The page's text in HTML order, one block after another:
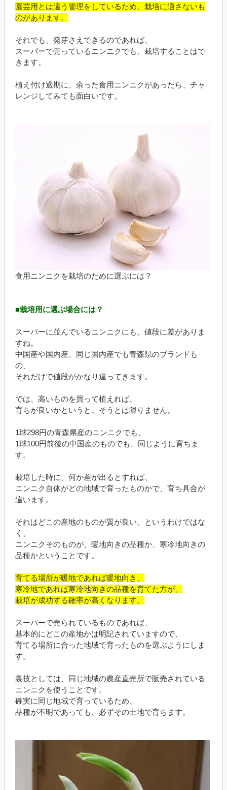
園芸用とは違う管理をしているため、栽培に適さないも
のがあります。
それでも、発芽さえできるのであれば、
スーパーで売っているニンニクでも、栽培することはで
きます。
植え付け適期に、余った食用ニンニクがあったら、チャ
レンジしてみても面白いです。
食用ニンニクを栽培のために選ぶには？
■栽培用に選ぶ場合には？
スーパーに並んでいるニンニクにも、値段に差がありま
すね。
中国産や国内産、同じ国内産でも青森県のブランドも
の、
それだけで値段がかなり違ってきます。
では、高いものを買って植えれば、
育ちが良いかというと、そうとは限りません。
1球298円の青森県産のニンニクでも、
1球100円前後の中国産のものでも、同じように育ちま
す。
栽培した時に、何か差が出るとすれば、
ニンニク自体がどの地域で育ったものかで、育ち具合が
違います。
それはどこの産地のものが質が良い、というわけではな
く、
ニンニクそのものが、暖地向きの品種か、寒冷地向きの
品種かということです。
育てる場所が暖地であれば暖地向き、
寒冷地であれば寒冷地向きの品種を育てた方が、
栽培が成功する確率が高くなります。
スーパーで売られているものであれば、
基本的にどこの産地かは明記されていますので、
育てる場所に合った地域で育ったものを選ぶようにしま
す。
裏技としては、同じ地域の農産直売所で販売されている
ニンニクを使うことです。
確実に同じ地域で育っているため、
品種が不明であっても、必ずその土地で育ちます。